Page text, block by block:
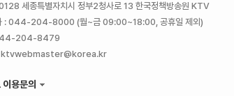
세종특별자치시 정부2청사로 13 한국정책방송원 KTV
: 044-204-8000 (월~금 09:00~18:00, 공휴일 제외)
204-8479
: ktvwebmaster@korea.kr
용문의